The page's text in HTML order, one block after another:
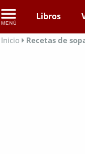
Libros
Inicio Recetas de